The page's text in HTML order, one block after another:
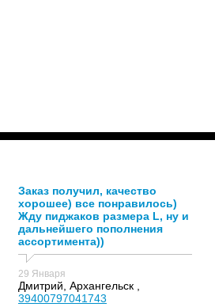
Заказ получил, качество
хорошее) все понравилось)
Жду пиджаков размера L, ну и
дальнейшего пополнения
ассортимента))
29 Января
Дмитрий, Архангельск ,
39400797041743